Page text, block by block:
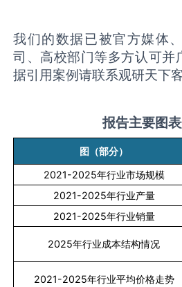
我们的数据已被官方媒体
司、高校部门等多方认可并
据引用案例请联系观研天下客
报告主要图
图（部分）
2021-2025年行业市场规模
2021-2025年行业产量
2021-2025年行业销量
2025年行业成本结构情况
2021-2025年行业平均价格走势